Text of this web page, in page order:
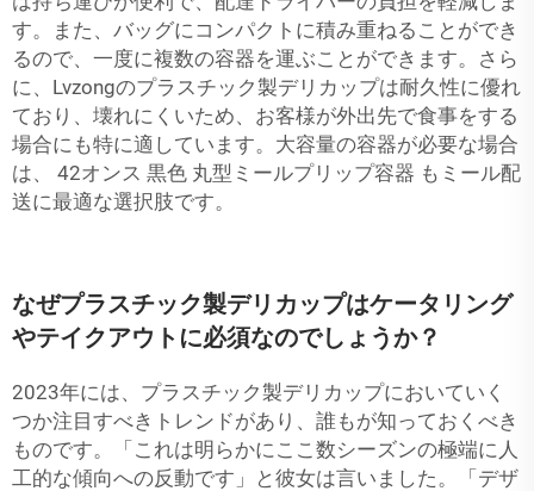
す。また、バッグにコンパクトに積み重ねることができ
るので、一度に複数の容器を運ぶことができます。さら
に、Lvzongのプラスチック製デリカップは耐久性に優れ
ており、壊れにくいため、お客様が外出先で食事をする
場合にも特に適しています。大容量の容器が必要な場合
は、 42オンス 黒色 丸型ミールプリップ容器 もミール配
送に最適な選択肢です。
なぜプラスチック製デリカップはケータリング
やテイクアウトに必須なのでしょうか？
2023年には、プラスチック製デリカップにおいていく
つか注目すべきトレンドがあり、誰もが知っておくべき
ものです。「これは明らかにここ数シーズンの極端に人
工的な傾向への反動です」と彼女は言いました。「デザ